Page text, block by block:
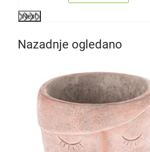
Next
Nazadnje ogledano